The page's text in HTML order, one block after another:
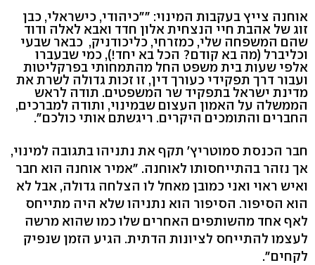
אוחנה צייץ בעקבות המינוי: "״כיהודי, כישראלי, כבן
זוג של אהבת חיי הנצחית אלון חדד ואבא לאלה ודוד
שהם המשפחה שלי, כמזרחי, כליכודניק, כבאר שבעי
וכליברל (מה בא קודם? הכל בא יחד!), כמי שבעברו
אלפי שעות בית משפט החל מהתמחותי בפרקליטות
ועבור דרך תפקידי כעורך דין, זו זכות גדולה לשרת את
מדינת ישראל בתפקיד שר המשפטים. תודה לראש
הממשלה על האמון העצום שבמינוי, ותודה למברכים,
החברים והתומכים היקרים. ריגשתם אותי כולכם".
חבר הכנסת סמוטריץ' תקף את נתניהו בתגובה למינוי,
אך נזהר בהתייחסותו לאוחנה. "אמיר אוחנה הוא חבר
ואיש ראוי ואני כמובן מאחל לו הצלחה גדולה, אבל לא
הוא הסיפור. הסיפור הוא נתניהו שלא היה מתייחס
לאף אחד מהשותפים האחרים שלו כמו שהוא מרשה
לעצמו להתייחס לציונות הדתית. הגיע הזמן שנפיק
לקחים".